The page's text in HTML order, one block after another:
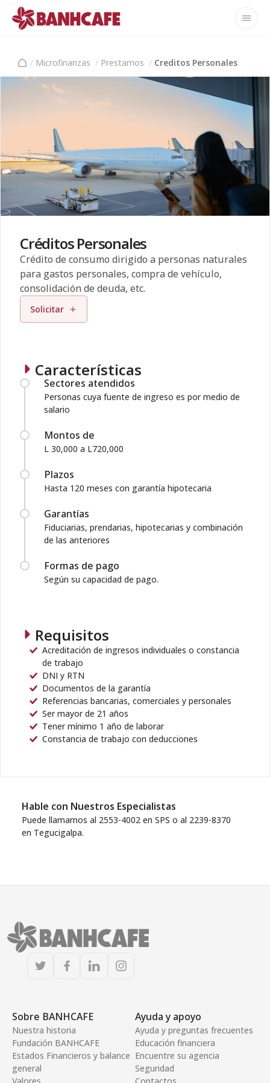
/ Microfinanzas / Prestamos / Creditos Personales
Créditos Personales
Crédito de consumo dirigido a personas naturales
para gastos personales, compra de vehículo,
consolidación de deuda, etc.
Solicitar
Características
Sectores atendidos
Personas cuya fuente de ingreso es por medio de
salario
Montos de
L 30,000 a L720,000
Plazos
Hasta 120 meses con garantía hipotecaria
Garantías
Fiduciarias, prendarias, hipotecarias y combinación
de las anteriores
Formas de pago
Según su capacidad de pago.
Requisitos
Acreditación de ingresos individuales o constancia
de trabajo
DNI y RTN
Documentos de la garantía
Referencias bancarias, comerciales y personales
Ser mayor de 21 años
Tener mínimo 1 año de laborar
Constancia de trabajo con deducciones
Hable con Nuestros Especialistas
Puede llamarnos al 2553-4002 en SPS o al 2239-8370
en Tegucigalpa.
Sobre BANHCAFE
Nuestra historia
Fundación BANHCAFE
Estados Financieros y balance
general
Valores
Ayuda y apoyo
Ayuda y preguntas frecuentes
Educación financiera
Encuentre su agencia
Seguridad
Contactos